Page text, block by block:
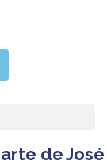
de José